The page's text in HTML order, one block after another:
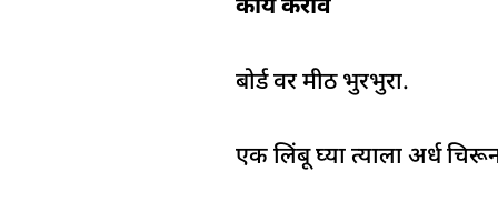
काय करावं
बोर्ड वर मीठ भुरभुरा.
एक लिंबू घ्या त्याला अर्ध